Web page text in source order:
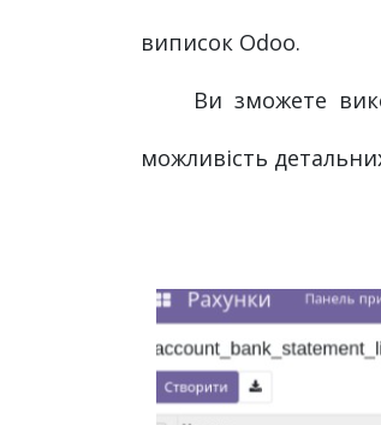
виписок Odoo.
Ви зможете
можливість